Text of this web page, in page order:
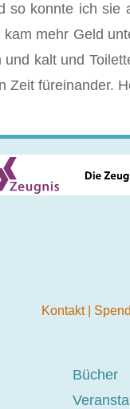
so konnte ich sie
mehr Geld
kalt und
füreinander.
Kontakt
Bücher